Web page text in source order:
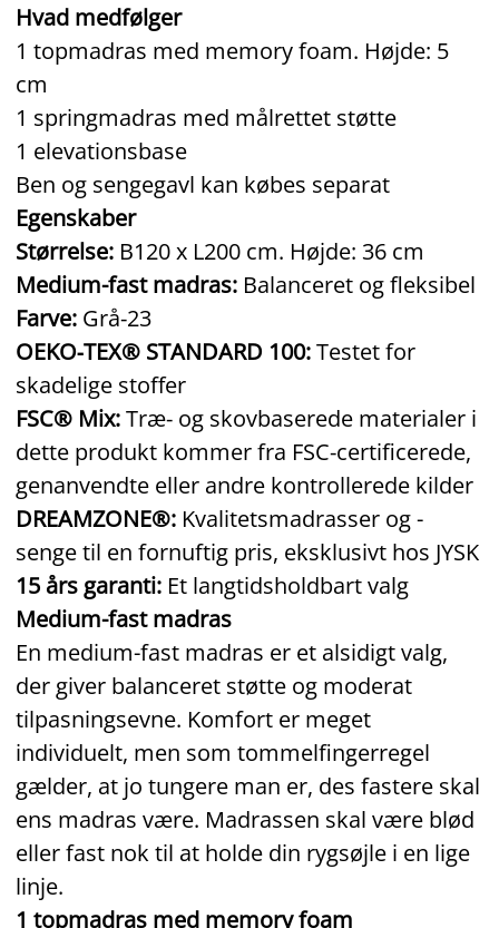
Hvad medfølger
1 topmadras med memory foam. Højde: 5
cm
1 springmadras med målrettet støtte
1 elevationsbase
Ben og sengegavl kan købes separat
Egenskaber
Størrelse: B120 x L200 cm. Højde: 36 cm
Medium-fast madras: Balanceret og fleksibel
Farve: Grå‑23
OEKO‑TEX® STANDARD 100:Testet for
skadelige stoffer
FSC® Mix:Træ‑ og skovbaserede materialer i
dette produkt kommer fra FSC‑certificerede,
genanvendte eller andre kontrollerede kilder
DREAMZONE®: Kvalitetsmadrasser og -
senge til en fornuftig pris, eksklusivt hos JYSK
15 års garanti: Et langtidsholdbart valg
Medium-fast madras
En medium-fast madras er et alsidigt valg,
der giver balanceret støtte og moderat
tilpasningsevne. Komfort er meget
individuelt, men som tommelfingerregel
gælder, at jo tungere man er, des fastere skal
ens madras være. Madrassen skal være blød
eller fast nok til at holde din rygsøjle i en lige
linje.
1 topmadras med memory foam